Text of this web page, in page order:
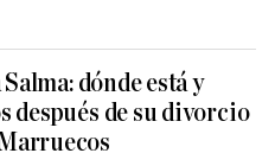
dónde está y
después de su divorcio